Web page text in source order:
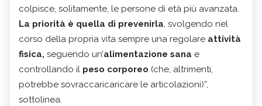
colpisce, solitamente, le persone di età più avanzata.
La priorità è quella di prevenirla, svolgendo nel
corso della propria vita sempre una regolare attività
fisica, seguendo un’alimentazione sana e
controllando il peso corporeo (che, altrimenti,
potrebbe sovraccaricaricare le articolazioni)”,
sottolinea.